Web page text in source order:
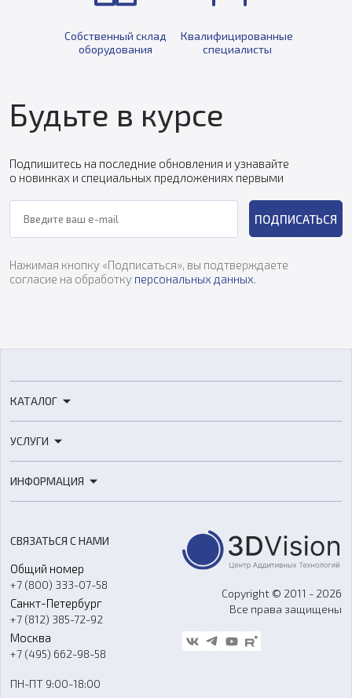
Собственный склад
оборудования
Квалифицированные
специалисты
Будьте в курсе
Подпишитесь на последние обновления и узнавайте
о новинках и специальных предложениях первыми
ПОДПИСАТЬСЯ
Нажимая кнопку «Подписаться», вы подтверждаете
согласие на обработку персональных данных.
КАТАЛОГ
3D-сканеры
Расходные материалы
Оборудование и материалы для вакуумного литья
Аксессуары и прочее оборудование
Программное обеспечение
УСЛУГИ
3D-моделирование
Ремонт и услуги
ИНФОРМАЦИЯ
О компании
Контакты
Гос. закупки
Стать дилером
Блог
СВЯЗАТЬСЯ С НАМИ
Общий номер
+7 (800) 333-07-58
Санкт-Петербург
+7 (812) 385-72-92
Москва
+7 (495) 662-98-58
ПН-ПТ 9:00-18:00
Copyright © 2011 - 2026
Все права защищены